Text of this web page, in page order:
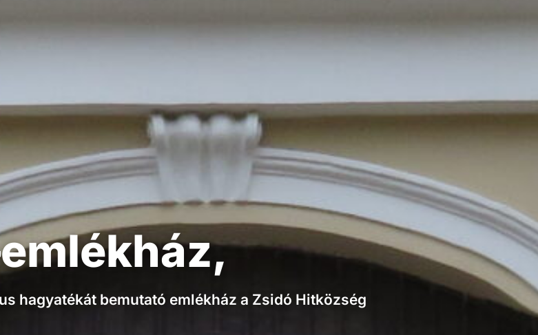
hagyatékát bemutató emlékház a Zsidó Hitközség